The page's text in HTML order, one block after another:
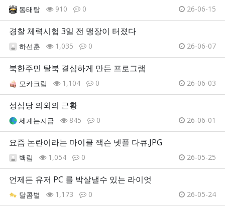
동태탕 910 0 26-06-15
경찰 체력시험 3일 전 맹장이 터졌다
하선훈 1,035 0 26-06-07
북한주민 탈북 결심하게 만든 프로그램
모카크림 1,104 0 26-06-03
성심당 의외의 근황
세계는지금 845 0 26-06-01
요즘 논란이라는 마이클 잭슨 넷플 다큐.JPG
백림 1,054 0 26-05-25
언제든 유저 PC 를 박살낼수 있는 라이엇
달콤별 1,173 0 26-05-24